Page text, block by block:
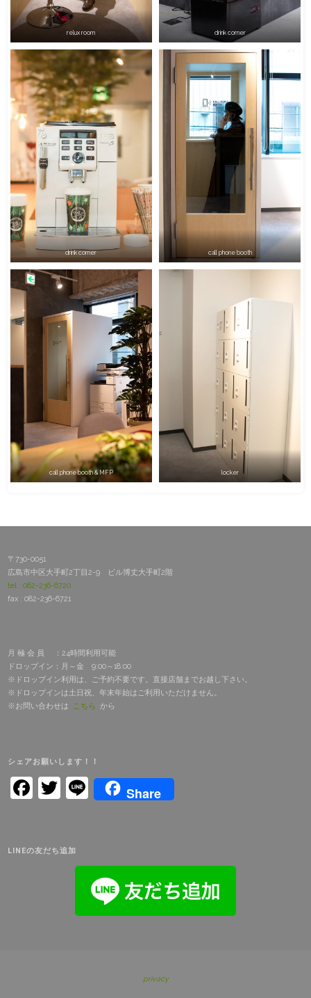
meeting room
relux room drink corner
drink corner call phone booth
call phone booth & MFP locker
〒730-0051
広島市中区大手町2丁目2-9 ビル博丈大手町2階
tel : 082-236-6720
fax : 082-236-6721
月 極 会 員 ：24時間利用可能
ドロップイン：月～金 9:00～18:00
※ドロップイン利用は、ご予約不要です。直接店舗までお越し下さい。
※ドロップインは土日祝、年末年始はご利用いただけません。
※お問い合わせは こちら から
シェアお願いします！！
Facebook
Twitter
LineShare
LINEの友だち追加
privacy